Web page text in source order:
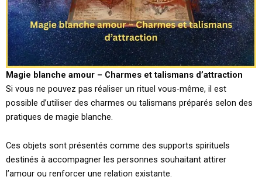
Magie blanche amour – Charmes et talismans d’attraction
Si vous ne pouvez pas réaliser un rituel vous-même, il est
possible d’utiliser des charmes ou talismans préparés selon des
pratiques de magie blanche.
Ces objets sont présentés comme des supports spirituels
destinés à accompagner les personnes souhaitant attirer
l’amour ou renforcer une relation existante.